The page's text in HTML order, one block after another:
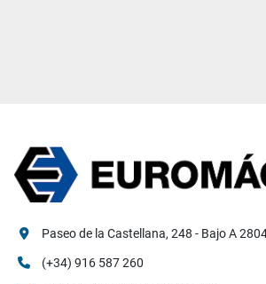
Paseo de la Castellana, 248 - Bajo A
(+34) 916 587 260